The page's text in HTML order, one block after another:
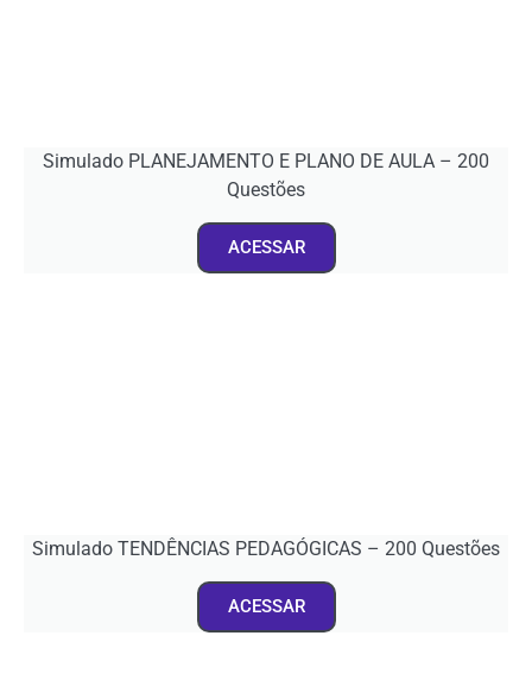
Simulado PLANEJAMENTO E PLANO DE AULA – 200
Questões
ACESSAR
Simulado TENDÊNCIAS PEDAGÓGICAS – 200 Questões
ACESSAR